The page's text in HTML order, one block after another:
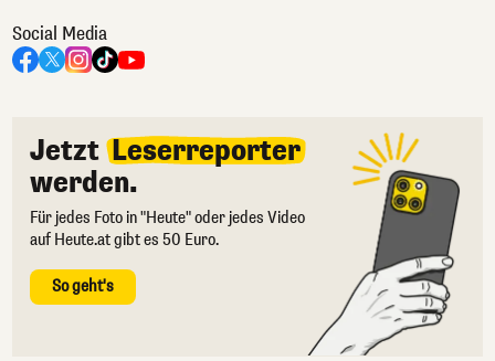
Social Media
Jetzt Leserreporter
werden.
Für jedes Foto in "Heute" oder jedes Video
auf Heute.at gibt es 50 Euro.
So geht's